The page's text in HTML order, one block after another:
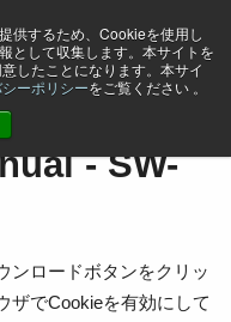
供するため、Cookieを使用し
として収集します。本サイトを
したことになります。本サイ
ーポリシーをご覧ください 。
- SW-
ンロードボタンをクリッ
ザでCookieを有効にして